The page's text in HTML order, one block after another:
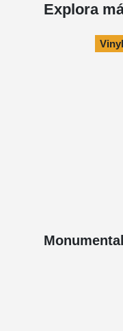
Explora
Vinyl